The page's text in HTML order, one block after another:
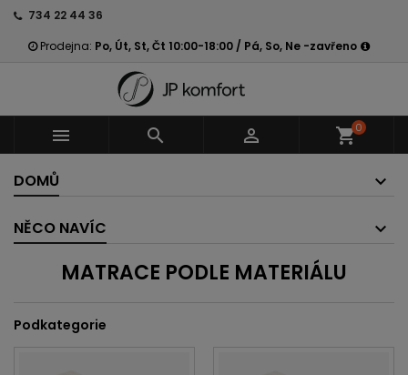
734 22 44 36
Prodejna: Po, Út, St, Čt 10:00-18:00 / Pá, So, Ne -zavřeno
   shopping_cart0
DOMŮ
NĚCO NAVÍC
MATRACE PODLE MATERIÁLU
Podkategorie